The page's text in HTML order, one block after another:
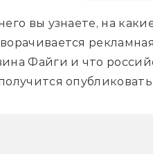
вы узнаете, на
Файги и что